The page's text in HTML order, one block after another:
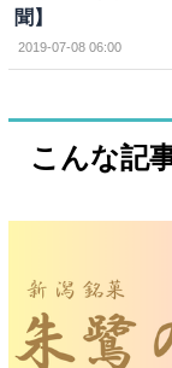
聞】
2019-07-08 06:00
こんな記